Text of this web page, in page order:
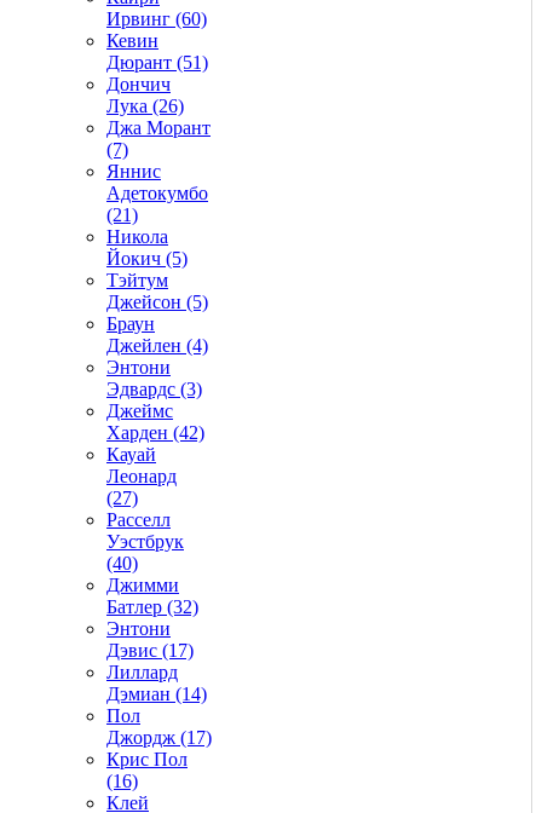
Ирвинг (60)
Кевин
Дюрант (51)
Дончич
Лука (26)
Джа Морант
(7)
Яннис
Адетокумбо
(21)
Никола
Йокич (5)
Тэйтум
Джейсон (5)
Браун
Джейлен (4)
Энтони
Эдвардс (3)
Джеймс
Харден (42)
Кауай
Леонард
(27)
Расселл
Уэстбрук
(40)
Джимми
Батлер (32)
Энтони
Дэвис (17)
Лиллард
Дэмиан (14)
Пол
Джордж (17)
Крис Пол
(16)
Клей